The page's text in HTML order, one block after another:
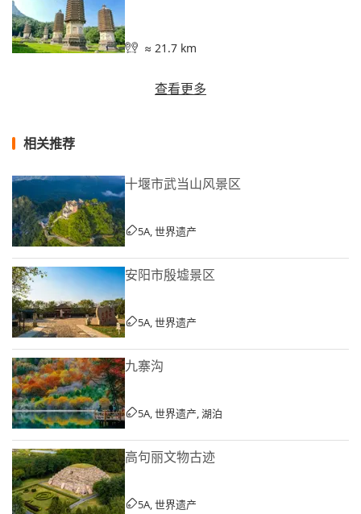
≈ 21.7 km
查看更多
相关推荐
十堰市武当山风景区
5A, 世界遗产
安阳市殷墟景区
5A, 世界遗产
九寨沟
5A, 世界遗产, 湖泊
高句丽文物古迹
5A, 世界遗产